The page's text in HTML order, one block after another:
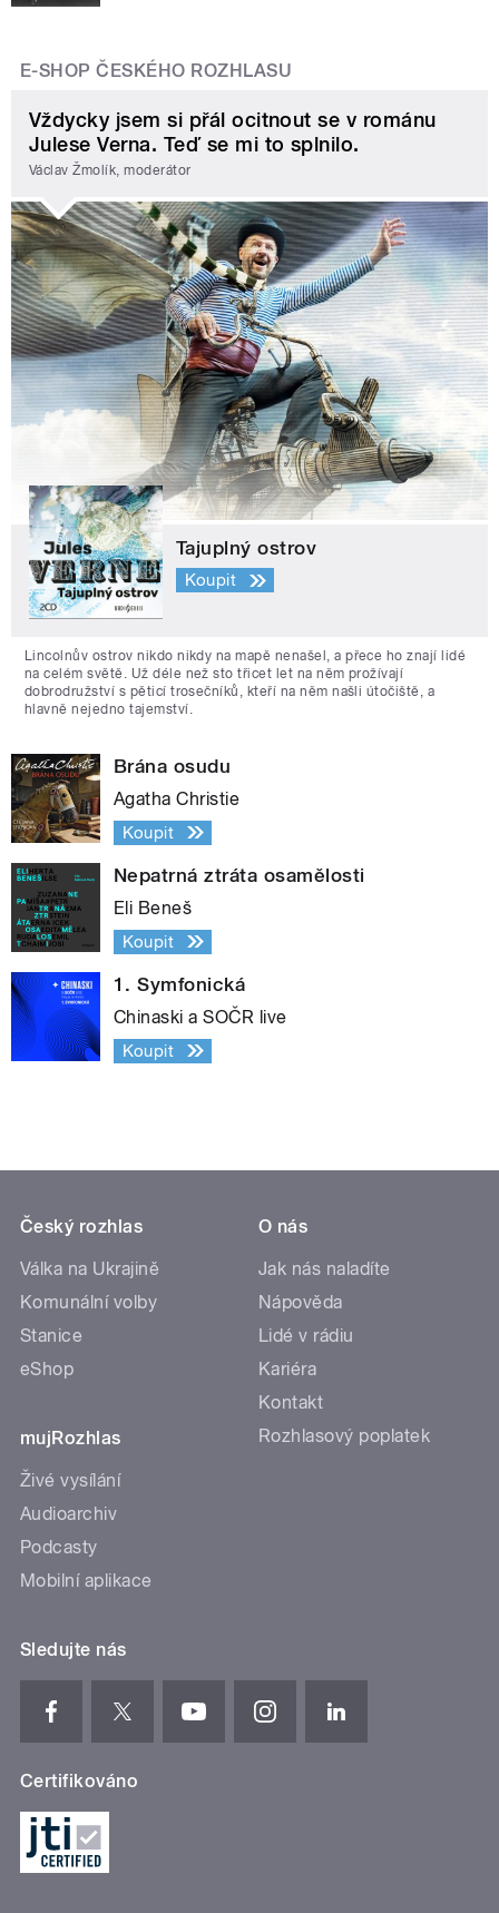
E-SHOP ČESKÉHO ROZHLASU
Vždycky jsem si přál ocitnout se v románu
Julese Verna. Teď se mi to splnilo.
Václav Žmolík, moderátor
Tajuplný ostrov
Koupit
Lincolnův ostrov nikdo nikdy na mapě nenašel, a přece ho znají lidé
na celém světě. Už déle než sto třicet let na něm prožívají
dobrodružství s pěticí trosečníků, kteří na něm našli útočiště, a
hlavně nejedno tajemství.
Brána osudu
Agatha Christie
Koupit
Nepatrná ztráta osamělosti
Eli Beneš
Koupit
1. Symfonická
Chinaski a SOČR live
Koupit
Český rozhlas
Válka na Ukrajině
Komunální volby
Stanice
eShop
mujRozhlas
Živé vysílání
Audioarchiv
Podcasty
Mobilní aplikace
O nás
Jak nás naladíte
Nápověda
Lidé v rádiu
Kariéra
Kontakt
Rozhlasový poplatek
Sledujte nás
Certifikováno